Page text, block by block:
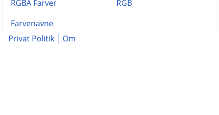
RGBA Farver
RGB
Farvenavne
Privat Politik Om